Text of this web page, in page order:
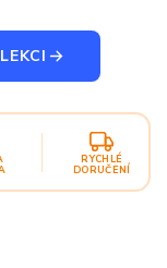
RYCHLÉ
DORUČENÍ